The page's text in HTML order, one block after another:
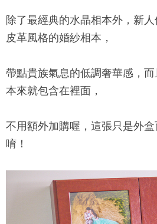
除了最經典的水晶相本外，新
皮革風格的婚紗相本，
帶點貴族氣息的低調奢華感，
本來就包含在裡面，
不用額外加購喔，這張只是外
唷！